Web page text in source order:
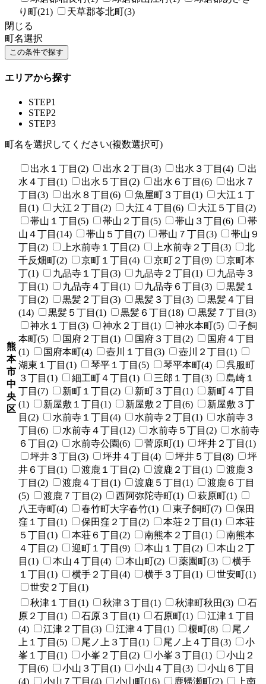
り町(21)
天草郡苓北町(3)
閉じる
町名選択
エリアから探す
STEP1
STEP2
STEP3
町名を選択してください(複数選択可)
熊
本
市
中
央
区
出水１丁目(2) 出水２丁目(3) 出水３丁目(4)
出
水４丁目(1)
出水５丁目(2) 出水６丁目(6)
出水７
丁目(3)
出水８丁目(6) 魚屋町３丁目(1)
大江１丁
目(1)
大江２丁目(2) 大江４丁目(6)
大江５丁目(2)
帯山１丁目(5)
帯山２丁目(5) 帯山３丁目(6)
帯
山４丁目(14)
帯山５丁目(7) 帯山７丁目(3)
帯山９
丁目(2)
上水前寺１丁目(2) 上水前寺２丁目(3)
北
千反畑町(2)
京町１丁目(4) 京町２丁目(9)
京町本
丁(1)
九品寺１丁目(3) 九品寺２丁目(1)
九品寺３
丁目(1)
九品寺４丁目(1) 九品寺６丁目(3)
黒髪１
丁目(2)
黒髪２丁目(3) 黒髪３丁目(3)
黒髪４丁目
(14)
黒髪５丁目(1) 黒髪６丁目(18)
黒髪７丁目(3)
神水１丁目(3)
神水２丁目(1) 神水本町(5)
子飼
本町(5)
国府２丁目(1) 国府３丁目(2)
国府４丁目
(1)
国府本町(4) 壺川１丁目(3)
壺川２丁目(1)
湖東１丁目(1)
琴平１丁目(5) 琴平本町(4)
呉服町
３丁目(1)
細工町４丁目(1) 三郎１丁目(3)
島崎１
丁目(7)
新町１丁目(2) 新町３丁目(1)
新町４丁目
(1)
新屋敷１丁目(1) 新屋敷２丁目(6)
新屋敷３丁
目(2)
水前寺１丁目(4) 水前寺２丁目(1)
水前寺３
丁目(6)
水前寺４丁目(12) 水前寺５丁目(2)
水前寺
６丁目(2)
水前寺公園(6) 菅原町(1)
坪井２丁目(1)
坪井３丁目(3)
坪井４丁目(4) 坪井５丁目(8)
坪
井６丁目(1)
渡鹿１丁目(2) 渡鹿２丁目(1)
渡鹿３
丁目(2)
渡鹿４丁目(1) 渡鹿５丁目(1)
渡鹿６丁目
(5)
渡鹿７丁目(2) 西阿弥陀寺町(1)
萩原町(1)
八王寺町(4)
春竹町大字春竹(1) 東子飼町(7)
保田
窪１丁目(1)
保田窪２丁目(2) 本荘２丁目(1)
本荘
５丁目(1)
本荘６丁目(2) 南熊本２丁目(1)
南熊本
４丁目(2)
迎町１丁目(9) 本山１丁目(2)
本山２丁
目(1)
本山４丁目(4) 本山町(2) 薬園町(3)
横手
１丁目(1)
横手２丁目(4) 横手３丁目(1)
世安町(1)
世安２丁目(1)
秋津１丁目(1) 秋津３丁目(1) 秋津町秋田(3)
石
原２丁目(1)
石原３丁目(1) 石原町(1)
江津１丁目
(4)
江津２丁目(3) 江津４丁目(1) 榎町(8)
尾ノ
上１丁目(5)
尾ノ上３丁目(1) 尾ノ上４丁目(3)
小
峯１丁目(1)
小峯２丁目(2) 小峯３丁目(1)
小山２
丁目(6)
小山３丁目(1) 小山４丁目(3)
小山６丁目
(4)
小山７丁目(4) 小山町(16) 鹿帰瀬町(2)
上南